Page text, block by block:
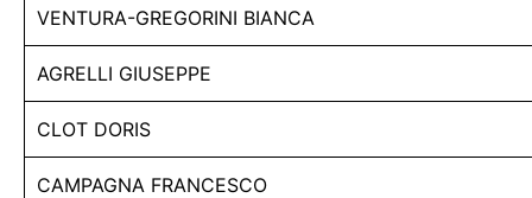
VENTURA-GREGORINI BIANCA
AGRELLI GIUSEPPE
CLOT DORIS
CAMPAGNA FRANCESCO